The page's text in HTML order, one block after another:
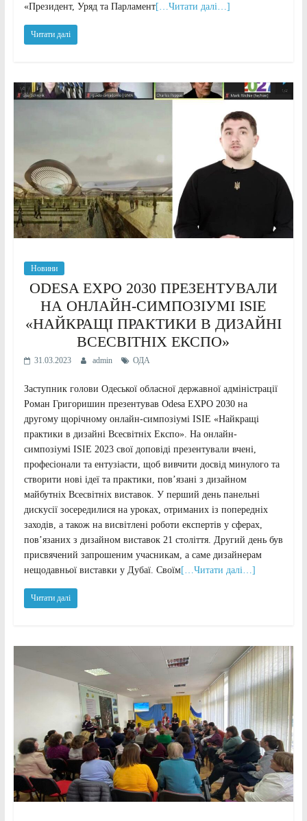
«Президент, Уряд та Парламент[…Читати далі…]
Читати далі
Новини
ODESA EXPO 2030 ПРЕЗЕНТУВАЛИ
НА ОНЛАЙН-СИМПОЗІУМІ ISIE
«НАЙКРАЩІ ПРАКТИКИ В ДИЗАЙНІ
ВСЕСВІТНІХ ЕКСПО»
31.03.2023 admin ОДА
Заступник голови Одеської обласної державної адміністрації
Роман Григоришин презентував Odesa EXPO 2030 на
другому щорічному онлайн-симпозіумі ISIE «Найкращі
практики в дизайні Всесвітніх Експо». На онлайн-
симпозіумі ISIE 2023 свої доповіді презентували вчені,
професіонали та ентузіасти, щоб вивчити досвід минулого та
створити нові ідеї та практики, пов’язані з дизайном
майбутніх Всесвітніх виставок. У перший день панельні
дискусії зосередилися на уроках, отриманих із попередніх
заходів, а також на висвітлені роботи експертів у сферах,
пов’язаних з дизайном виставок 21 століття. Другий день був
присвячений запрошеним учасникам, а саме дизайнерам
нещодавньої виставки у Дубаї. Своїм[…Читати далі…]
Читати далі